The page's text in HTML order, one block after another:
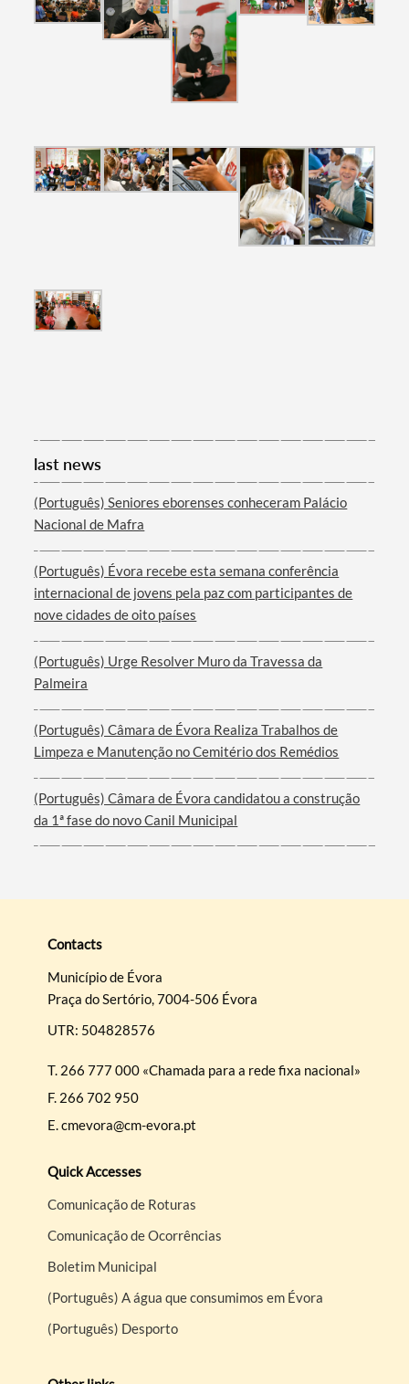
last news
(Português) Seniores eborenses conheceram Palácio
Nacional de Mafra
(Português) Évora recebe esta semana conferência
internacional de jovens pela paz com participantes de
nove cidades de oito países
(Português) Urge Resolver Muro da Travessa da
Palmeira
(Português) Câmara de Évora Realiza Trabalhos de
Limpeza e Manutenção no Cemitério dos Remédios
(Português) Câmara de Évora candidatou a construção
da 1ª fase do novo Canil Municipal
Contacts
Município de Évora
Praça do Sertório, 7004-506 Évora
UTR: 504828576
T. 266 777 000 «Chamada para a rede fixa nacional»
F. 266 702 950
E.cmevora@cm-evora.pt
Quick Accesses
Comunicação de Roturas
Comunicação de Ocorrências
Boletim Municipal
(Português) A água que consumimos em Évora
(Português) Desporto